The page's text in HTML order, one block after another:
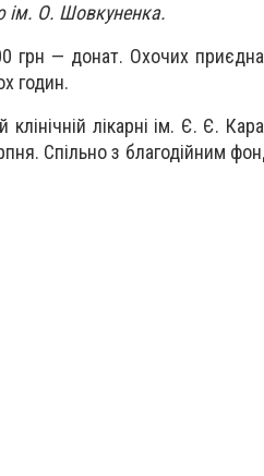
ім. О. Шовкуненка.
грн — донат. Охочих
годин.
лікарні ім. Є. Є.
Спільно з благодійним